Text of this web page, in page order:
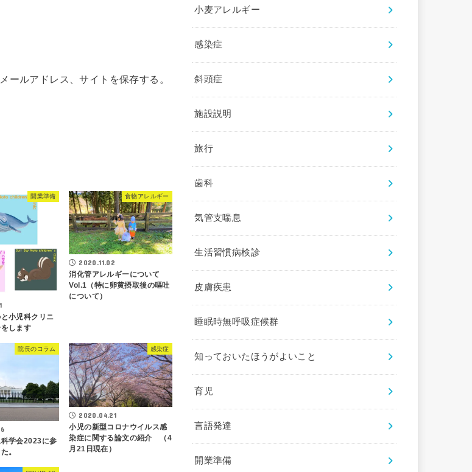
ールアドレス、サイトを保存する。
開業準備
小児科クリニ
します
食物アレルギー
2020.11.02
消化管アレルギーについて
Vol.1（特に卵黄摂取後の嘔吐
について）
院長のコラム
学会2023に参
。
感染症
2020.04.21
小児の新型コロナウイルス感
染症に関する論文の紹介 （4
月21日現在）
小麦アレルギー
感染症
斜頭症
施設説明
旅行
歯科
気管支喘息
生活習慣病検診
皮膚疾患
睡眠時無呼吸症候群
知っておいたほうがよいこと
育児
言語発達
開業準備